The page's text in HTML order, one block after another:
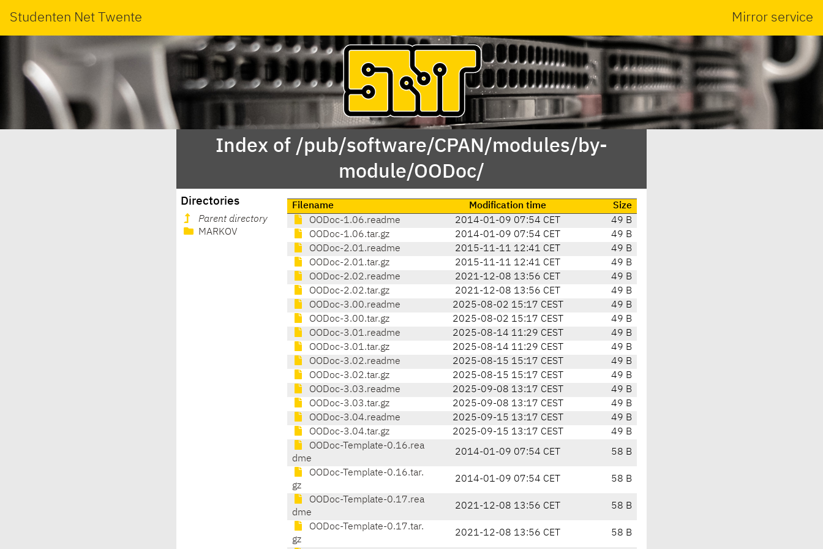
Studenten Net Twente Mirror service
Index of /pub/software/CPAN/modules/by-
module/OODoc/
Directories
Parent directory
MARKOV
Filename Modification time
Size
OODoc-1.06.readme
2014-01-09 07:54 CET
49 B
OODoc-1.06.tar.gz
2014-01-09 07:54 CET
49 B
OODoc-2.01.readme
2015-11-11 12:41 CET
49 B
OODoc-2.01.tar.gz
2015-11-11 12:41 CET
49 B
OODoc-2.02.readme
2021-12-08 13:56 CET
49 B
OODoc-2.02.tar.gz
2021-12-08 13:56 CET
49 B
OODoc-3.00.readme
2025-08-02 15:17 CEST
49 B
OODoc-3.00.tar.gz
2025-08-02 15:17 CEST
49 B
OODoc-3.01.readme
2025-08-14 11:29 CEST
49 B
OODoc-3.01.tar.gz
2025-08-14 11:29 CEST
49 B
OODoc-3.02.readme
2025-08-15 15:17 CEST
49 B
OODoc-3.02.tar.gz
2025-08-15 15:17 CEST
49 B
OODoc-3.03.readme
2025-09-08 13:17 CEST
49 B
OODoc-3.03.tar.gz
2025-09-08 13:17 CEST
49 B
OODoc-3.04.readme
2025-09-15 13:17 CEST
49 B
OODoc-3.04.tar.gz
2025-09-15 13:17 CEST
49 B
OODoc-Template-0.16.rea
dme
2014-01-09 07:54 CET 58 B
OODoc-Template-0.16.tar.
gz
2014-01-09 07:54 CET 58 B
OODoc-Template-0.17.rea
dme
2021-12-08 13:56 CET 58 B
OODoc-Template-0.17.tar.
gz
2021-12-08 13:56 CET 58 B